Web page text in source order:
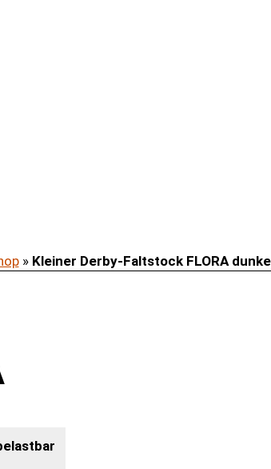
» Kleiner Derby-Faltstock FLORA